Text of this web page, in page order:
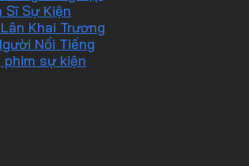
Sĩ Sự Kiện
Khai Trương
Nổi Tiếng
phim sự kiện